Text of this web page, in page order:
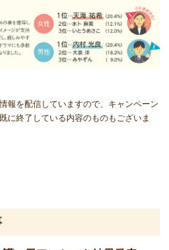
報を配信していますので、キャンペーン
に終了している内容のものもございま